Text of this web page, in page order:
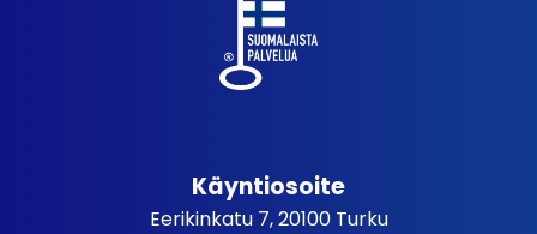
Käyntiosoite
Eerikinkatu 7, 20100 Turku